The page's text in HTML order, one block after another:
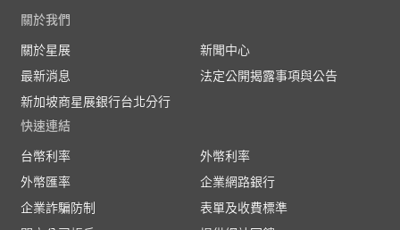
關於我們
關於星展
新聞中心
最新消息
法定公開揭露事項與公告
新加坡商星展銀行台北分行
快速連結
台幣利率
外幣利率
外幣匯率
企業網路銀行
企業詐騙防制
表單及收費標準